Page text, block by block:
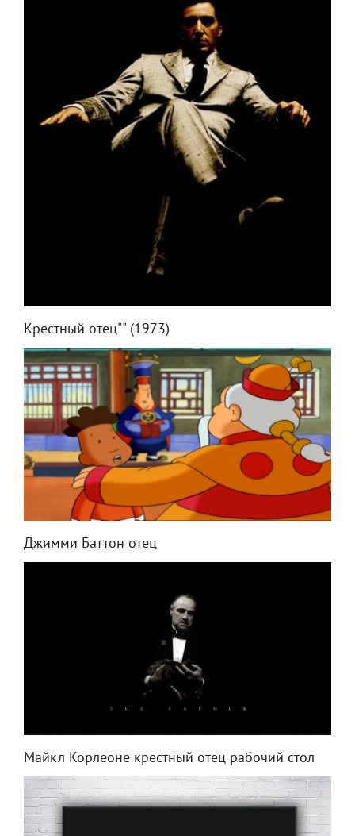
Крестный отец"" (1973)
Джимми Баттон отец
Майкл Корлеоне крестный отец рабочий стол